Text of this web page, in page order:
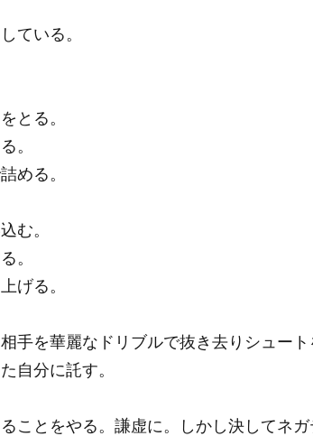
ている。
とる。
。
める。
む。
。
げる。
手を華麗なドリブルで抜き去りシュー
自分に託す。
ことをやる。謙虚に。しかし決してネガ